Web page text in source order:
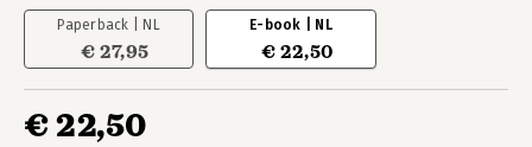
Paperback | NL
€ 27,95
E-book | NL
€ 22,50
€ 22,50